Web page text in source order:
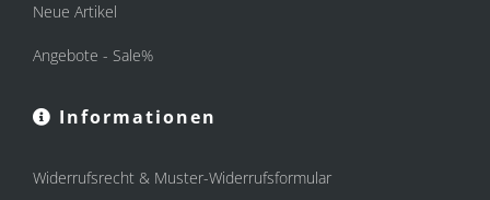
Neue Artikel
Angebote - Sale%
Informationen
Widerrufsrecht & Muster-Widerrufsformular